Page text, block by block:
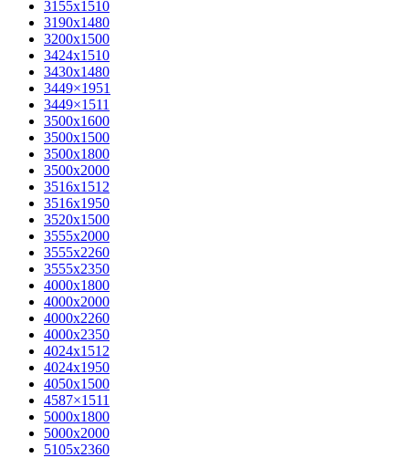
3155х1510
3190х1480
3200х1500
3424х1510
3430х1480
3449×1951
3449×1511
3500x1600
3500х1500
3500х1800
3500х2000
3516х1512
3516х1950
3520х1500
3555х2000
3555х2260
3555х2350
4000х1800
4000х2000
4000х2260
4000х2350
4024х1512
4024х1950
4050х1500
4587×1511
5000х1800
5000х2000
5105х2360